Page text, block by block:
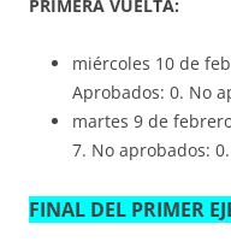
PRIMERA VUELTA:
miércoles 10 de
Aprobados: 0. No
martes 9 de
7. No aprobados:
FINAL DEL PRIMER